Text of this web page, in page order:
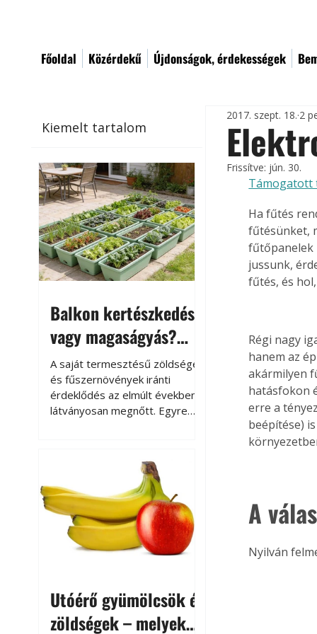
Főoldal Közérdekű Újdonságok, érdekességek
Kiemelt tartalom
Balkon kertészkedés
vagy magaságyás?
Helytakarékos
kertészkedés
A saját termesztésű zöldségek
és fűszernövények iránti
érdeklődés az elmúlt években
látványosan megnőtt. Egyre
kertészkedés sokak számára
kikapcsolódást és feltöltődést
is jelent.
Utóérő gyümölcsök és
zöldségek – melyek
2017. szept. 18. 2
Frissítve: jún. 30.
Támogatott
Ha fűtés
fűtésünket,
fűtőpanelek
jussunk,
fűtés, és
Régi nagy
hanem az
akármilyen
hatásfokon
erre a
beépítése)
A
Nyilván